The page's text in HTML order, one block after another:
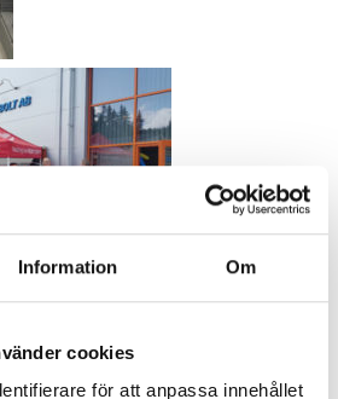
Information Om
cookies
för att anpassa innehållet